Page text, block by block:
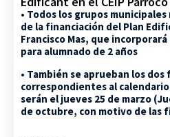
• Todos los grupos
de la financiación del Plan
Francisco Mas, que
para alumnado de 2 años
• También se aprueban los
correspondientes al
serán el jueves 25 de marzo
de octubre, con motivo de las